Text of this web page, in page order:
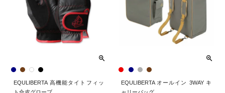
EQULIBERTA 高機能タイトフィッ
ト合皮グローブ
EQULIBERTA オールイン 3WAY キ
ャリーバッグ